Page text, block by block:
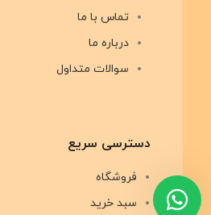
تماس با ما
درباره ما
سوالات متداول
دسترسی سریع
فروشگاه
سبد خرید